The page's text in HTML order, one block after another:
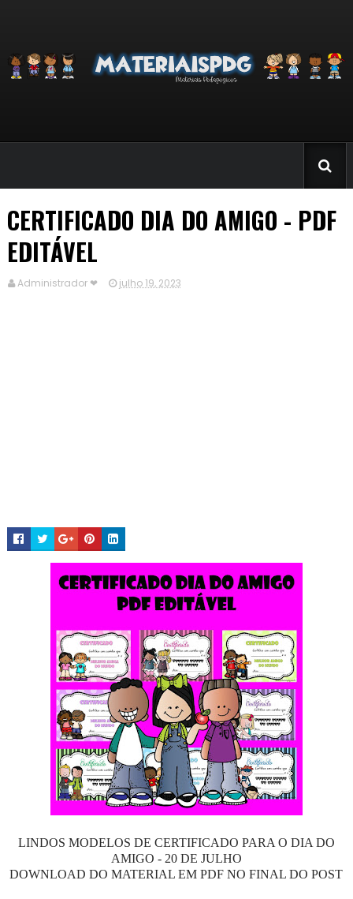
CERTIFICADO DIA DO AMIGO - PDF
EDITÁVEL
Administrador ❤ julho 19, 2023
LINDOS MODELOS DE CERTIFICADO PARA O DIA DO
AMIGO - 20 DE JULHO
DOWNLOAD DO MATERIAL EM PDF NO FINAL DO POST